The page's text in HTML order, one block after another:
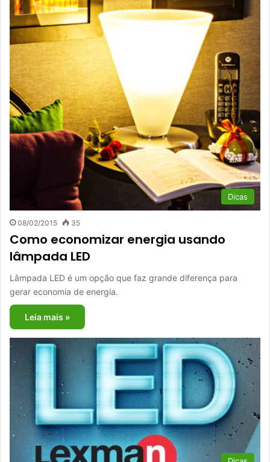
Dicas
08/02/2015 35
Como economizar energia usando
lâmpada LED
Lâmpada LED é um opção que faz grande diferença para
gerar economia de energia.
Leia mais »